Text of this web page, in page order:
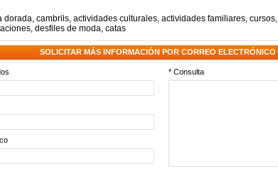
dorada, cambrils, actividades culturales, actividades familiares, cursos,
, desfiles de moda, catas
SOLICITAR MÁS INFORMACIÓN POR CORREO ELECTRÓNICO
* Consulta